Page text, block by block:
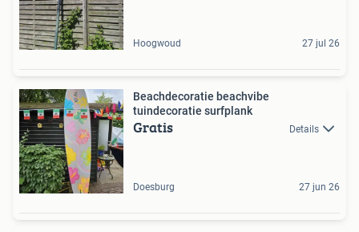
Hoogwoud 27 jul 26
Beachdecoratie beachvibe
tuindecoratie surfplank
Gratis Details
Doesburg 27 jun 26